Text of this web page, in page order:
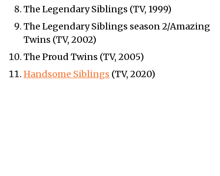
The Legendary Siblings (TV, 1999)
The Legendary Siblings season 2/Amazing
Twins (TV, 2002)
The Proud Twins (TV, 2005)
Handsome Siblings (TV, 2020)